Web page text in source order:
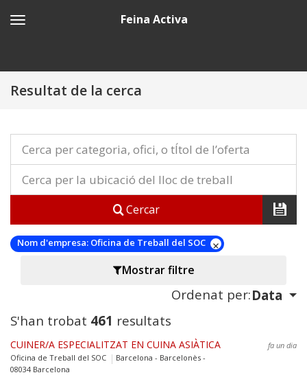
Feina Activa
Resultat de la cerca
Cercar
Nom d'empresa: Oficina de Treball del SOC
Mostrar filtre
Ordenat per:Data
S'han trobat 461 resultats
CUINER/A ESPECIALITZAT EN CUINA ASIÀTICA
fa un dia
Oficina de Treball del SOC
Barcelona - Barcelonès -
08034 Barcelona